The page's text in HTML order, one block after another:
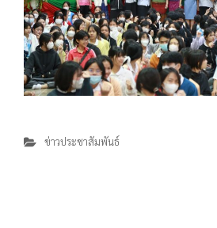
ข่าวประชาสัมพันธ์